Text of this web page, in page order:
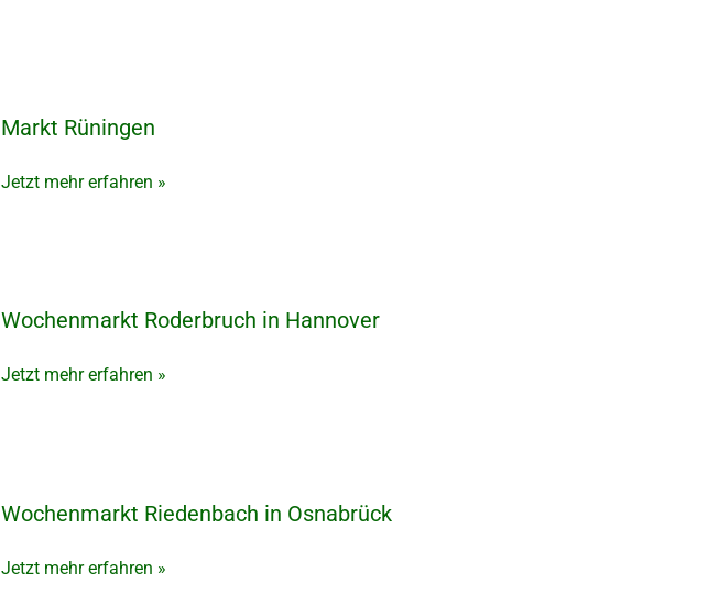
Markt Rüningen
Markt
Jetzt mehr erfahren »
Wochenmarkt Roderbruch in Hannover
Wochenmarkt
in
Jetzt mehr erfahren »
Wochenmarkt Riedenbach in Osnabrück
Wochenmarkt
in
Jetzt mehr erfahren »